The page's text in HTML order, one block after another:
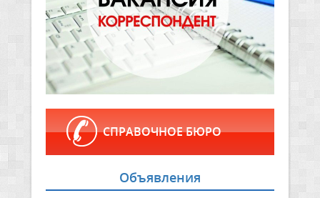
СПРАВОЧНОЕ БЮРО
Объявления